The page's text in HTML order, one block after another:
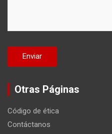
Otras Páginas
Código de ética
Contáctanos